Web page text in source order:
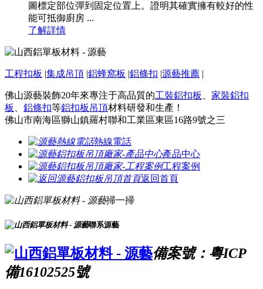
圖標定部位彈到固定位置上。證明其確實擁有較好的性
能可抵御廚房 ...
了解詳情
工程扣板 |集成吊頂 |鋁蜂窩板 |鋁條扣 |源藝推薦 |
佛山源藝裝飾20年來專注于高品質的工裝鋁扣板
家裝鋁扣
板
鋁條扣等鋁扣板吊頂材料研發和生產！
佛山市南海區獅山鎮羅村聯和工業區東區16路9號之三
熱線電話
產品中心
工程案例
返回首頁
掃一掃
聯系源藝
備案號：粵ICP
備16102525號